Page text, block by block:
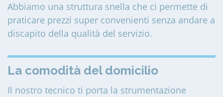
Abbiamo una struttura snella che ci permette di
praticare prezzi super convenienti senza andare a
discapito della qualità del servizio.
La comodità del domicilio
Il nostro tecnico ti porta la strumentazione